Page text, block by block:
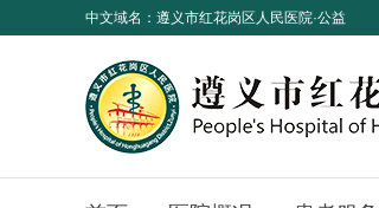
中文域名：遵义市红花岗区人民医院·公益